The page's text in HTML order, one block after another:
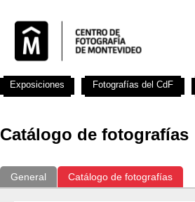
Catálogo de fotografías
General Catálogo de fotografías
Exposiciones Fotografías del CdF